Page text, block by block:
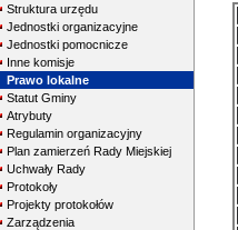
Struktura urzędu
Jednostki organizacyjne
Jednostki pomocnicze
Inne komisje
Prawo lokalne
Statut Gminy
Atrybuty
Regulamin organizacyjny
Plan zamierzeń Rady Miejskiej
Uchwały Rady
Protokoły
Projekty protokołów
Zarządzenia